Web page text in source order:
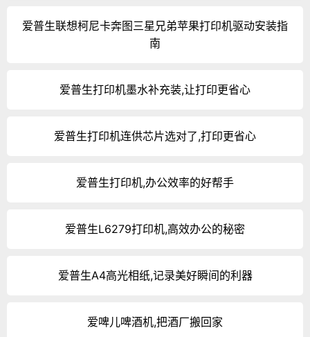
爱普生联想柯尼卡奔图三星兄弟苹果打印机驱动安装指
南
爱普生打印机墨水补充装,让打印更省心
爱普生打印机连供芯片选对了,打印更省心
爱普生打印机,办公效率的好帮手
爱普生L6279打印机,高效办公的秘密
爱普生A4高光相纸,记录美好瞬间的利器
爱啤儿啤酒机,把酒厂搬回家